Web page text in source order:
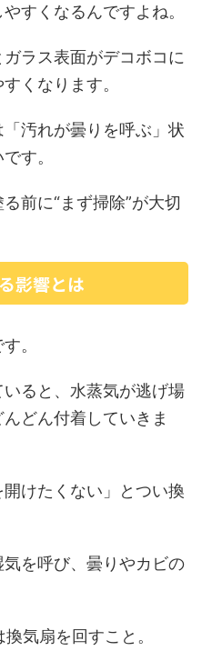
すくなるんですよね。
ラス表面がデコボコに
くなります。
汚れが曇りを呼ぶ」状
す。
前に“まず掃除”が大切
影響とは
。
ると、水蒸気が逃げ場
どん付着していきま
けたくない」とつい換
を呼び、曇りやカビの
気扇を回すこと。